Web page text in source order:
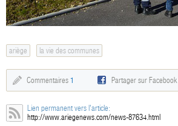
ariège la vie des communes
Commentaires 1 Partager sur Facebook
Lien permanent vers l'article:
http://www.ariegenews.com/news-87634.html